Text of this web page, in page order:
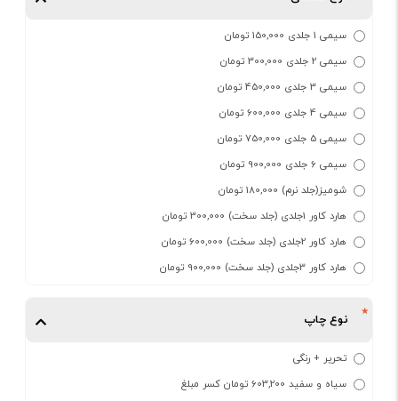
سیمی 1 جلدی 150,000 تومان
سیمی 2 جلدی 300,000 تومان
سیمی 3 جلدی 450,000 تومان
سیمی 4 جلدی 600,000 تومان
سیمی 5 جلدی 750,000 تومان
سیمی 6 جلدی 900,000 تومان
شومیز(جلد نرم) 180,000 تومان
هارد کاور 1جلدی (جلد سخت) 300,000 تومان
هارد کاور 2جلدی (جلد سخت) 600,000 تومان
هارد کاور 3جلدی (جلد سخت) 900,000 تومان
نوع چاپ
تحریر + رنگی
سیاه و سفید 603,200 تومان کسر مبلغ